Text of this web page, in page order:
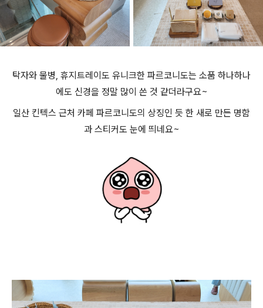
탁자와 물병, 휴지트레이도 유니크한 파르코니도는 소품 하나하나
에도 신경을 정말 많이 쓴 것 같더라구요~
일산 킨텍스 근처 카페 파르코니도의 상징인 듯 한 새로 만든 명함
과 스티커도 눈에 띄네요~